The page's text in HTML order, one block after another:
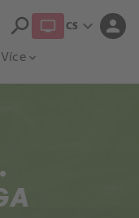
Více expand_more
search CS expand_more person